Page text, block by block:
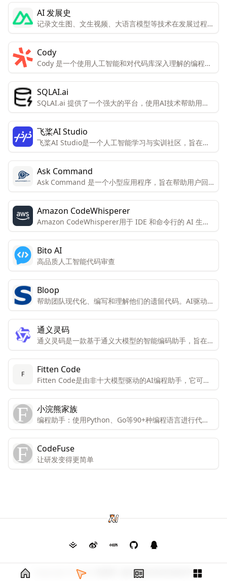
AI 发展史
记录文生图、文生视频、大语言模型等技术在发展过程中
的重要时间点
Cody
Cody 是一个使用人工智能和对代码库深入理解的编程助
手，旨在帮助用户更快地编写和理解代码。
SQLAI.ai
SQLAI.ai 提供了一个强大的平台，使用AI技术帮助用户
生成、优化、修复和理解SQL查询，支持多种数据库，适
合不同水平的用户。
飞桨AI Studio
飞桨AI Studio是一个人工智能学习与实训社区，旨在为
开发者提供环境、算力、内容和交流的全方位服务。
Ask Command
Ask Command 是一个小型应用程序，旨在帮助用户回
忆起他们经常忘记的命令。
Amazon CodeWhisperer
Amazon CodeWhisperer用于 IDE 和命令行的 AI 生产
力工具
Bito AI
高品质人工智能代码审查
Bloop
帮助团队现代化、编写和理解他们的遗留代码。AI驱动的
遗留代码转换，生成可读的Java代码。通过自然语言询问
关于代码库的问题。
通义灵码
通义灵码是一款基于通义大模型的智能编码助手，旨在提
高代码编写的效率和质量。
F Fitten Code
Fitten Code是由非十大模型驱动的AI编程助手，它可以
自动生成代码，提升开发效率，帮您调试Bug，节省您的
时间。还可以对话聊天，解决您编程碰到的问题。免费且
支持80多种语言：Python、C++、Javascript、
Typescript、Java等。
小浣熊家族
编程助手：使用Python、Go等90+种编程语言进行代码
编写、注释、重构和bug修复，实现快速编程。 办公助
手：处理JSON、EXCEL、CSV文件，进行数据分析，绘
制图表，分析趋势，提供反思。
CodeFuse
让研发变得更简单
Copyright © 2026 渝ICP备2024026682号